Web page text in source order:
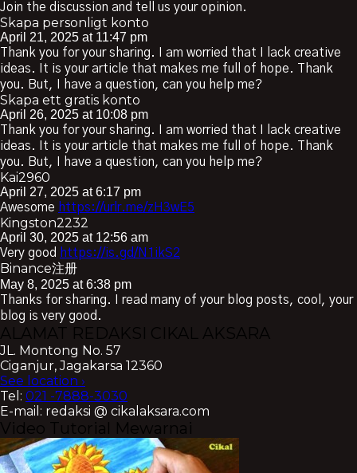
Join the discussion and tell us your opinion.
Skapa personligt konto
April 21, 2025 at 11:47 pm
Thank you for your sharing. I am worried that I lack creative
ideas. It is your article that makes me full of hope. Thank
you. But, I have a question, can you help me?
Skapa ett gratis konto
April 26, 2025 at 10:08 pm
Thank you for your sharing. I am worried that I lack creative
ideas. It is your article that makes me full of hope. Thank
you. But, I have a question, can you help me?
Kai2960
April 27, 2025 at 6:17 pm
Awesome https://urlr.me/zH3wE5
Kingston2232
April 30, 2025 at 12:56 am
Very good https://is.gd/N1ikS2
Binance注册
May 8, 2025 at 6:38 pm
Thanks for sharing. I read many of your blog posts, cool, your
blog is very good.
ALAMAT REDAKSI CIKAL AKSARA
JL. Montong No. 57
Ciganjur, Jagakarsa 12360
See location ›
Tel: 021 -7888-3030
E-mail: redaksi @ cikalaksara.com
Video Tutorial Mewarnai